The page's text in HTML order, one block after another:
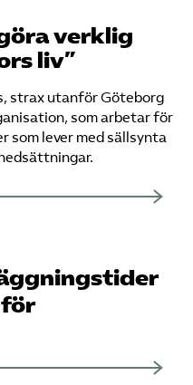
verklig
liv”
strax utanför Göteborg
som arbetar för
som lever med sällsynta